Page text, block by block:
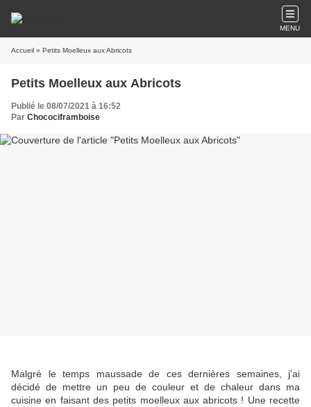
MENU
Accueil » Petits Moelleux aux Abricots
Petits Moelleux aux Abricots
Publié le 08/07/2021 à 16:52
Par Chocociframboise
Malgré le temps maussade de ces dernières semaines, j'ai
décidé de mettre un peu de couleur et de chaleur dans ma
cuisine en faisant des petits moelleux aux abricots ! Une recette